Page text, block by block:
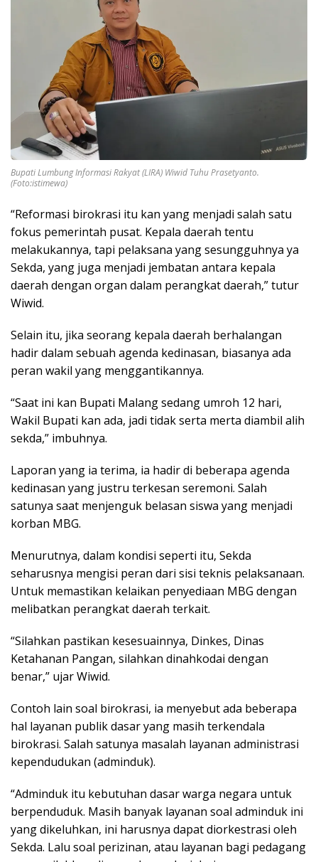
Bupati Lumbung Informasi Rakyat (LIRA) Wiwid Tuhu Prasetyanto.
(Foto:istimewa)
“Reformasi birokrasi itu kan yang menjadi salah satu
fokus pemerintah pusat. Kepala daerah tentu
melakukannya, tapi pelaksana yang sesungguhnya ya
Sekda, yang juga menjadi jembatan antara kepala
daerah dengan organ dalam perangkat daerah,” tutur
Wiwid.
Selain itu, jika seorang kepala daerah berhalangan
hadir dalam sebuah agenda kedinasan, biasanya ada
peran wakil yang menggantikannya.
“Saat ini kan Bupati Malang sedang umroh 12 hari,
Wakil Bupati kan ada, jadi tidak serta merta diambil alih
sekda,” imbuhnya.
Laporan yang ia terima, ia hadir di beberapa agenda
kedinasan yang justru terkesan seremoni. Salah
satunya saat menjenguk belasan siswa yang menjadi
korban MBG.
Menurutnya, dalam kondisi seperti itu, Sekda
seharusnya mengisi peran dari sisi teknis pelaksanaan.
Untuk memastikan kelaikan penyediaan MBG dengan
melibatkan perangkat daerah terkait.
“Silahkan pastikan kesesuainnya, Dinkes, Dinas
Ketahanan Pangan, silahkan dinahkodai dengan
benar,” ujar Wiwid.
Contoh lain soal birokrasi, ia menyebut ada beberapa
hal layanan publik dasar yang masih terkendala
birokrasi. Salah satunya masalah layanan administrasi
kependudukan (adminduk).
“Adminduk itu kebutuhan dasar warga negara untuk
berpenduduk. Masih banyak layanan soal adminduk ini
yang dikeluhkan, ini harusnya dapat diorkestrasi oleh
Sekda. Lalu soal perizinan, atau layanan bagi pedagang